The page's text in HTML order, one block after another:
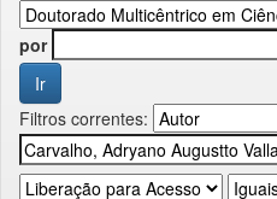
por
Filtros correntes: